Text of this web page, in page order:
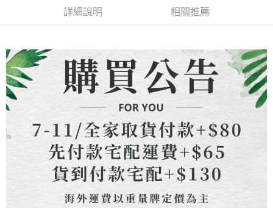
法說明評估內容。
2.透過簡訊連結打開帳單後，可選擇「超商條碼／台灣大直營門市／銀行轉
帳／街口支付／iPASS MONEY」等通路繳費。
【注意事項】
1.本服務係由「台灣大哥大股份有限公司」（以下簡稱本公司）所提供，讓
用戶於交易時，得透過本服務購買商品或服務，並由商店將買賣／分期付款
買賣價金債權讓與本公司後，依約使用本公司帳單繳交帳款。
2.基於同意付款使用「大哥付你分期」之契約關係目的，商店將以您的個人
資料（包含姓名、電話或地址）提供予台灣大哥大進項蒐集、處理及利用，
由本公司與您本人進行分期帳單所需資料之確認、核對及更正。
3.完整用戶服務條款，請詳閱以下連結： https://oppay.tw/userRule
２．便利：只要手機號碼，簡訊認證，即可結帳。
３．安心：先確認商品／服務後，再付款。
１．於結帳方式選擇「AFTEE先享後付」後，將跳轉至「AFTEE先享後付」
結帳頁面，進行簡訊認證並確認金額後，即可完成結帳。
２．訂單成立數日內，您將收到繳費通知簡訊。
３．收到繳費通知簡訊後14天內，點擊此簡訊中的連結，可透過四大超商／
ATM／網路銀行／等多元方式進行付款，方視為交易完成。
※ 請注意：結帳手續完成當下不需立刻繳費，但若您需要取消訂單，請聯絡
購買商品的店家。未經商家同意取消之訂單仍視為有效，需透過AFTEE先享
後付繳納相關費用。
※ 交易是否成功請以「AFTEE先享後付 」之結帳頁面顯示為準，若有關於
是否繳費成功／繳費後需取消欲退款等相關疑問，請聯繫「AFTEE先享後付
客戶支援中心」 https://netprotections.freshdesk.com/support/home
【注意事項】
１．透過由恩沛科技股份有限公司提供之「AFTEE先享後付」服務完成之交
易，需依本服務之必要範圍內提供個人資料，並將交易相關給付款項請求債
每筆NT$80，滿NT$1,500(含以上)免運費
7-11取貨付款
每筆NT$80，滿NT$1,500(含以上)免運費
先付款宅配到府
每筆NT$65，滿NT$1,500(含以上)免運費
每筆NT$130，滿NT$1,500(含以上)免運費
查看運費
詳細說明 相關推薦